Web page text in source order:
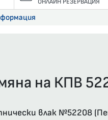
ОНЛАЙН РЕЗЕРВАЦИЯ
на КПВ
влак №52208